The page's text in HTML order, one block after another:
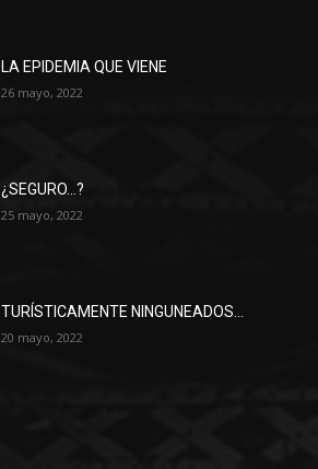
LA EPIDEMIA QUE VIENE
26 mayo, 2022
¿SEGURO…?
25 mayo, 2022
TURÍSTICAMENTE NINGUNEADOS…
20 mayo, 2022